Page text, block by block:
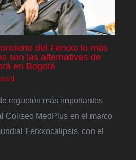
del Ferxxo lo más
son las alternativas de
en Bogotá
reguetón más importantes
Coliseo MedPlus en el marco
Ferxxocalipsis, con el